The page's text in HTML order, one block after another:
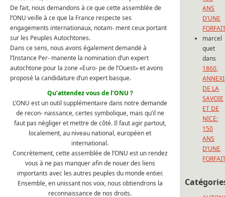
De fait, nous demandons à ce que cette assemblée de
l’ONU veille à ce que la France respecte ses
engagements internationaux, notam- ment ceux portant
sur les Peuples Autochtones.
Dans ce sens, nous avons également demandé à
l’Instance Per- manente la nomination d’un expert
autochtone pour la zone «Euro- pe de l’Ouest» et avons
proposé la candidature d’un expert basque.
Qu’attendez vous de l’ONU ?
L’ONU est un outil supplémentaire dans notre demande
de recon- naissance, certes symbolique, mais qu’il ne
faut pas négliger et mettre de côté. Il faut agir partout,
localement, au niveau national, européen et
international.
Concrètement, cette assemblée de l’ONU est un rendez
vous à ne pas manquer afin de nouer des liens
importants avec les autres peuples du monde entier.
Ensemble, en unissant nos voix, nous obtiendrons la
reconnaissance de nos droits.
ANS
D’UNE
marcel
quet
dans
1860,
DE LA
SAVOIE
ET DE
NICE:
150
ANS
D’UNE